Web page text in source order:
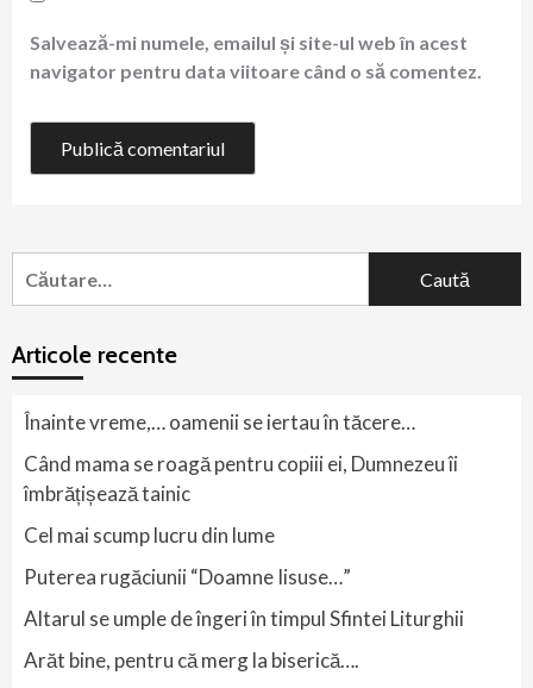
Salvează-mi numele, emailul și site-ul web în acest
navigator pentru data viitoare când o să comentez.
după:
Articole recente
Înainte vreme,… oamenii se iertau în tăcere…
Când mama se roagă pentru copiii ei, Dumnezeu îi
îmbrățișează tainic
Cel mai scump lucru din lume
Puterea rugăciunii “Doamne Iisuse…”
Altarul se umple de îngeri în timpul Sfintei Liturghii
Arăt bine, pentru că merg la biserică….